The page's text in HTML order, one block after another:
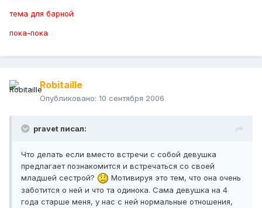
тема для барной
пока-пока
Robitaille
Опубликовано: 10 сентября 2006
pravet писал:
Что делать если вместо встречи с собой девушка
предлагает познакомится и встречаться со своей
младшей сестрой?
Мотивируя это тем, что она очень
заботится о ней и что та одинока. Сама девушка на 4
года старше меня, у нас с ней нормальные отношения,